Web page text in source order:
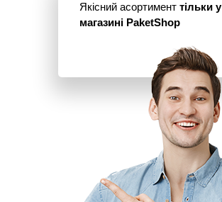
Якісний асортимент тільки у
магазині PaketShop